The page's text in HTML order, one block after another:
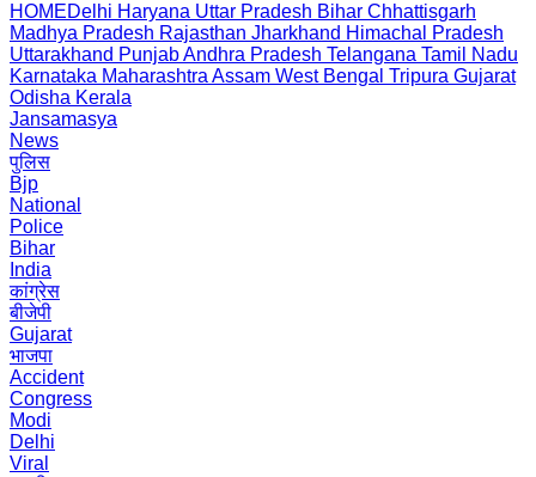
HOMEDelhi Haryana Uttar Pradesh Bihar Chhattisgarh
Madhya Pradesh Rajasthan Jharkhand Himachal Pradesh
Uttarakhand PunjabAndhra Pradesh Telangana Tamil Nadu
Karnataka Maharashtra Assam West Bengal Tripura Gujarat
Odisha Kerala
Jansamasya
News
पुलिस
Bjp
National
Police
Bihar
India
कांग्रेस
बीजेपी
Gujarat
भाजपा
Accident
Congress
Modi
Delhi
Viral